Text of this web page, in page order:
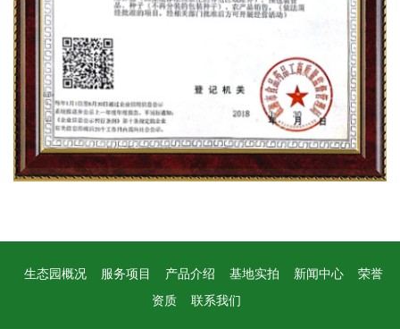
生态园概况 服务项目 产品介绍 基地实拍 新闻中心
荣誉
资质
联系我们